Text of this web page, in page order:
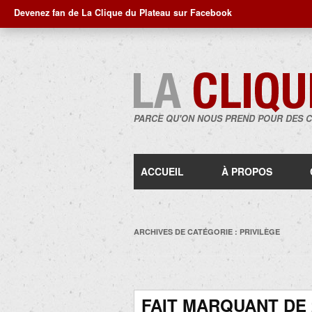
Devenez fan de La Clique du Plateau sur Facebook
PARCE QU'ON NOUS PREND POUR DES
ACCUEIL À PROPOS
ARCHIVES DE CATÉGORIE : PRIVILÈGE
FAIT MARQUANT DE